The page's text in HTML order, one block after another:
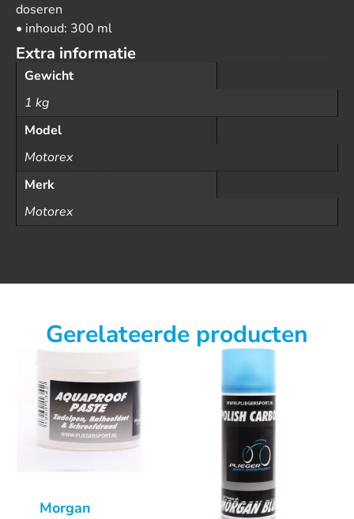
doseren
• inhoud: 300 ml
Extra informatie
Gewicht
1 kg
Model
Motorex
Merk
Motorex
Gerelateerde producten
Morgan